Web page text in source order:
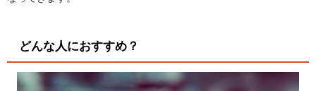
どんな人におすすめ？